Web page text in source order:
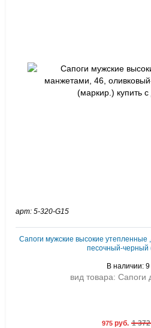
арт: 5-320-G15
Сапоги мужские высокие
песочный-черный
В наличии:
вид товара: Сапоги
975 руб. 1